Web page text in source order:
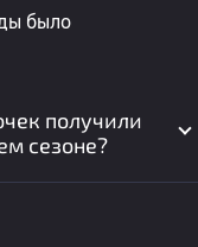
было
получили
сезоне?